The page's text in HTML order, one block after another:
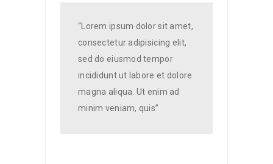
“Lorem ipsum dolor sit amet,
consectetur adipisicing elit,
sed do eiusmod tempor
incididunt ut labore et dolore
magna aliqua. Ut enim ad
minim veniam, quis”